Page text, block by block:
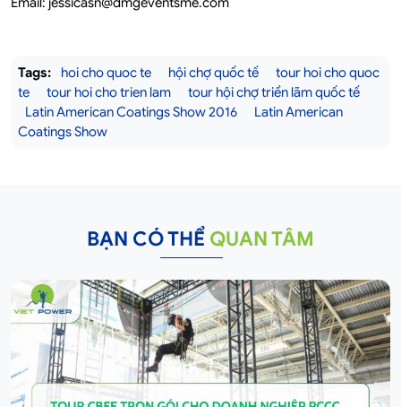
Tags: hoi cho quoc te hội chợ quốc tế
tour hoi cho quoc
te
tour hoi cho trien lam
tour hội chợ triển lãm quốc tế
Latin American Coatings Show 2016
Latin American
Coatings Show
BẠN CÓ THỂ QUAN TÂM